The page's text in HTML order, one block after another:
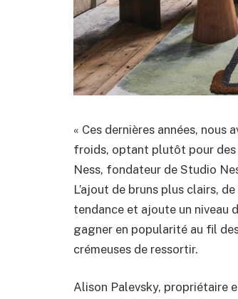
« Ces dernières années, nous
froids, optant plutôt pour des
Ness, fondateur de Studio
L’ajout de bruns plus clairs,
tendance et ajoute un niveau
gagner en popularité au fil
crémeuses de ressortir.
Alison Palevsky, propriétaire